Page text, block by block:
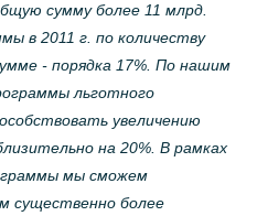
сумму более 11 млрд.
в 2011 г. по количеству
- порядка 17%. По нашим
льготного
увеличению
на 20%. В рамках
мы сможем
существенно более